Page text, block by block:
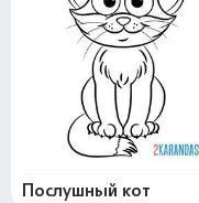
Послушный кот